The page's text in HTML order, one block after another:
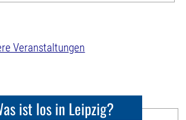
Veranstaltungen
ist los in Leipzig?